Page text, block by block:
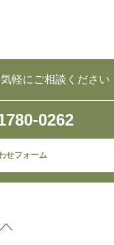
軽にご相談ください
0262
せフォーム